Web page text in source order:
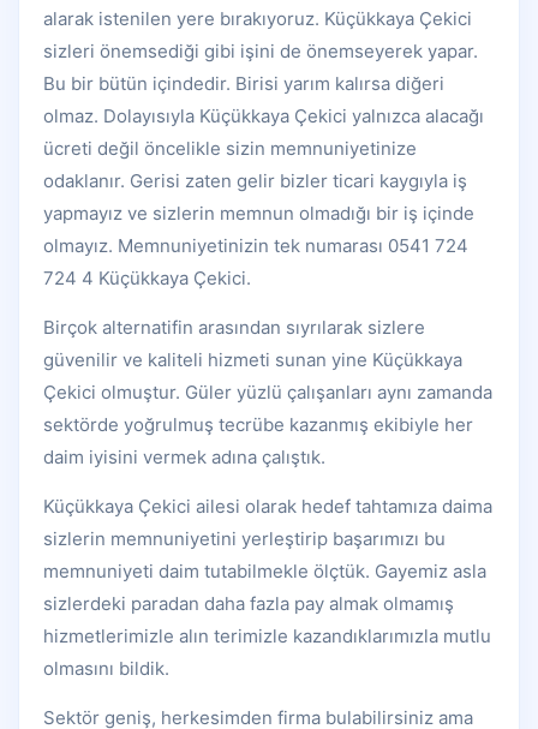
alarak istenilen yere bırakıyoruz. Küçükkaya Çekici
sizleri önemsediği gibi işini de önemseyerek yapar.
Bu bir bütün içindedir. Birisi yarım kalırsa diğeri
olmaz. Dolayısıyla Küçükkaya Çekici yalnızca alacağı
ücreti değil öncelikle sizin memnuniyetinize
odaklanır. Gerisi zaten gelir bizler ticari kaygıyla iş
yapmayız ve sizlerin memnun olmadığı bir iş içinde
olmayız. Memnuniyetinizin tek numarası 0541 724
724 4 Küçükkaya Çekici.
Birçok alternatifin arasından sıyrılarak sizlere
güvenilir ve kaliteli hizmeti sunan yine Küçükkaya
Çekici olmuştur. Güler yüzlü çalışanları aynı zamanda
sektörde yoğrulmuş tecrübe kazanmış ekibiyle her
daim iyisini vermek adına çalıştık.
Küçükkaya Çekici ailesi olarak hedef tahtamıza daima
sizlerin memnuniyetini yerleştirip başarımızı bu
memnuniyeti daim tutabilmekle ölçtük. Gayemiz asla
sizlerdeki paradan daha fazla pay almak olmamış
hizmetlerimizle alın terimizle kazandıklarımızla mutlu
olmasını bildik.
Sektör geniş, herkesimden firma bulabilirsiniz ama